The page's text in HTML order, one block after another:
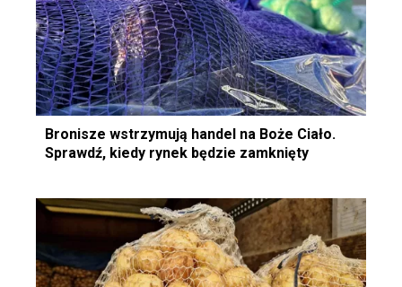
Bronisze wstrzymują handel na Boże Ciało.
Sprawdź, kiedy rynek będzie zamknięty